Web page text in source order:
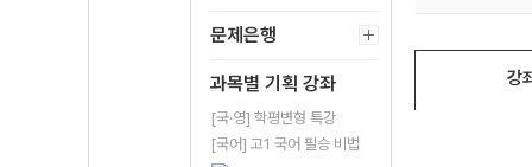
문제은행
과목별 기획 강좌
[국·영] 학평변형 특강
[국어] 고1 국어 필승 비법
강